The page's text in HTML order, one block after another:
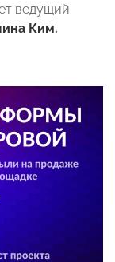
ведущий
Ким.